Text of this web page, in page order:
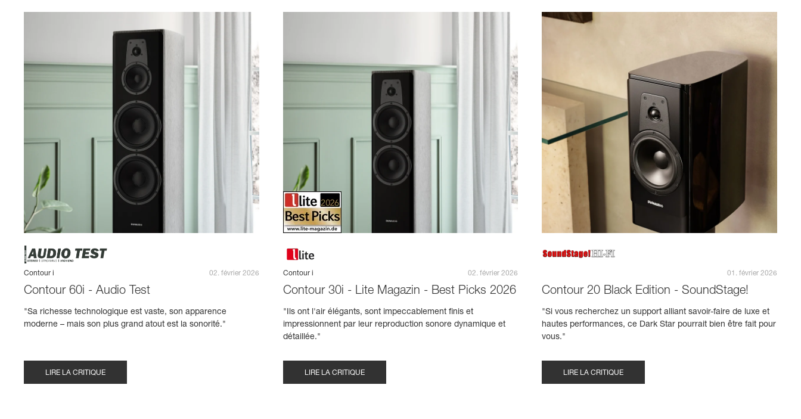
Contour i 02. février 2026
Contour 60i - Audio Test
"Sa richesse technologique est vaste, son apparence
moderne – mais son plus grand atout est la sonorité."
LIRE LA CRITIQUE
Contour i 02. février 2026
Contour 30i - Lite Magazin - Best Picks 2026
"Ils ont l'air élégants, sont impeccablement finis et
impressionnent par leur reproduction sonore dynamique et
détaillée."
LIRE LA CRITIQUE
01. février 2026
Contour 20 Black Edition - SoundStage!
"Si vous recherchez un support alliant savoir-faire de luxe et
hautes performances, ce Dark Star pourrait bien être fait pour
vous."
LIRE LA CRITIQUE